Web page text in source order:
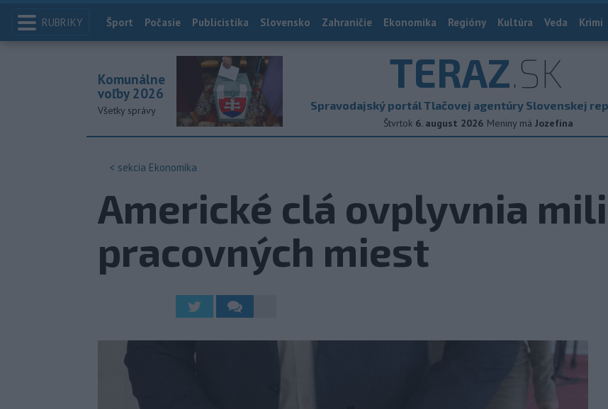
RUBRIKY Index
Šport Počasie Publicistika Slovensko Zahraničie Ekonomika Regióny Kultúra Veda Krimi
TERAZ.SK
Spravodajský portál Tlačovej agentúry Slovenskej
Štvrtok 6. august 2026 Meniny má Jozefína
Komunálne
voľby 2026
Všetky správy
< sekcia Ekonomika
Americké clá ovplyvnia
pracovných miest